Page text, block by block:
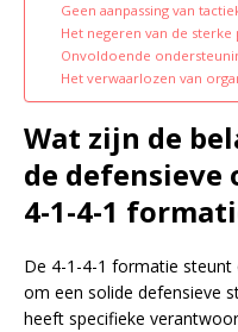
Geen aanpassing van
Het negeren van de
Onvoldoende
Het verwaarlozen van
Wat zijn de
de defensieve
4-1-4-1
De 4-1-4-1 formatie steunt
om een solide defensieve
heeft specifieke